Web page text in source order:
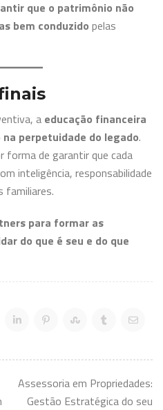
que o patrimônio não
bem conduzido pelas
a educação financeira
perpetuidade do legado.
forma de garantir que cada
inteligência, responsabilidade
familiares.
para formar as
do que é seu e do que
Assessoria em Propriedades:
Gestão Estratégica do seu